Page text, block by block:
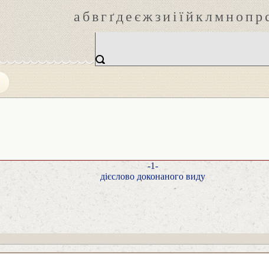
абвгґдеєжзиіїйклмнопр
-1-
дієслово доконаного виду